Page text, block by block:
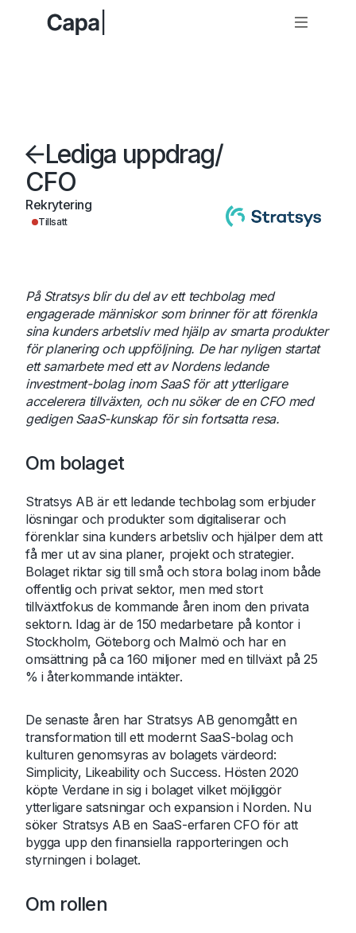
Lediga uppdrag/
CFO
Rekrytering
Tillsatt
På Stratsys blir du del av ett techbolag med
engagerade människor som brinner för att förenkla
sina kunders arbetsliv med hjälp av smarta produkter
för planering och uppföljning. De har nyligen startat
ett samarbete med ett av Nordens ledande
investment-bolag inom SaaS för att ytterligare
accelerera tillväxten, och nu söker de en CFO med
gedigen SaaS-kunskap för sin fortsatta resa.
Om bolaget
Stratsys AB är ett ledande techbolag som erbjuder
lösningar och produkter som digitaliserar och
förenklar sina kunders arbetsliv och hjälper dem att
få mer ut av sina planer, projekt och strategier.
Bolaget riktar sig till små och stora bolag inom både
offentlig och privat sektor, men med stort
tillväxtfokus de kommande åren inom den privata
sektorn. Idag är de 150 medarbetare på kontor i
Stockholm, Göteborg och Malmö och har en
omsättning på ca 160 miljoner med en tillväxt på 25
% i återkommande intäkter.
De senaste åren har Stratsys AB genomgått en
transformation till ett modernt SaaS-bolag och
kulturen genomsyras av bolagets värdeord:
Simplicity, Likeability och Success. Hösten 2020
köpte Verdane in sig i bolaget vilket möjliggör
ytterligare satsningar och expansion i Norden. Nu
söker Stratsys AB en SaaS-erfaren CFO för att
bygga upp den finansiella rapporteringen och
styrningen i bolaget.
Om rollen